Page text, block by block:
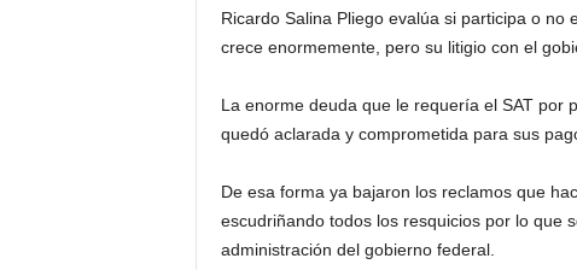
Ricardo Salina Pliego evalúa si participa o
crece enormemente, pero su litigio con el
La enorme deuda que le requería el SAT por
quedó aclarada y comprometida para sus
De esa forma ya bajaron los reclamos que
escudriñando todos los resquicios por lo que
administración del gobierno federal.